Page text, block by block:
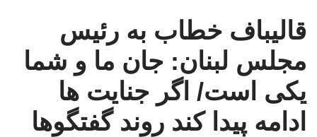
قالیباف خطاب به رئیس
مجلس لبنان: جان ما و شما
یکی است/ اگر جنایت ها
ادامه پیدا کند روند گفتگوها